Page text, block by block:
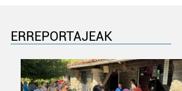
ERREPORTAJEAK